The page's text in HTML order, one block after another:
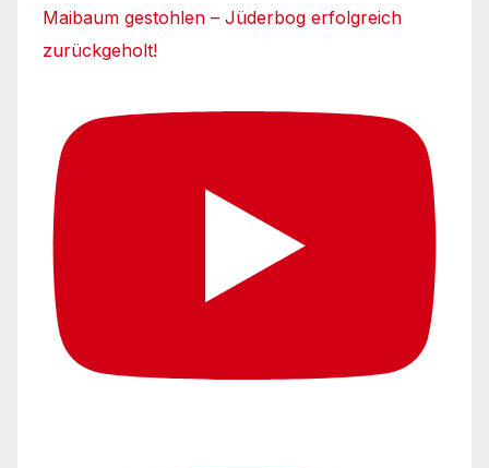
Maibaum gestohlen – Jüderbog erfolgreich
zurückgeholt!